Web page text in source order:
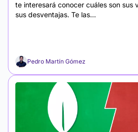
te interesará conocer cuáles son sus
sus desventajas. Te las...
Pedro Martín Gómez